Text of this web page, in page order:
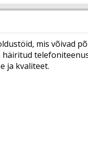
mis võivad
häiritud
ja kvaliteet.